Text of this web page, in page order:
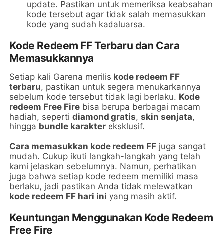
update. Pastikan untuk memeriksa keabsahan
kode tersebut agar tidak salah memasukkan
kode yang sudah kadaluarsa.
Kode Redeem FF Terbaru dan Cara
Memasukkannya
Setiap kali Garena merilis kode redeem FF
terbaru, pastikan untuk segera menukarkannya
sebelum kode tersebut tidak lagi berlaku. Kode
redeem Free Fire bisa berupa berbagai macam
hadiah, sepertidiamond gratis,skin senjata,
hingga bundle karakter eksklusif.
Cara memasukkan kode redeem FF juga sangat
mudah. Cukup ikuti langkah-langkah yang telah
kami jelaskan sebelumnya. Namun, perhatikan
juga bahwa setiap kode redeem memiliki masa
berlaku, jadi pastikan Anda tidak melewatkan
kode redeem FF hari ini yang masih aktif.
Keuntungan Menggunakan Kode Redeem
Free Fire